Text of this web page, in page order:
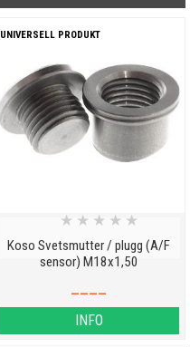
UNIVERSELL PRODUKT
Koso Svetsmutter / plugg (A/F
sensor) M18x1,50
★ ★ ★ ★ ★
INFO